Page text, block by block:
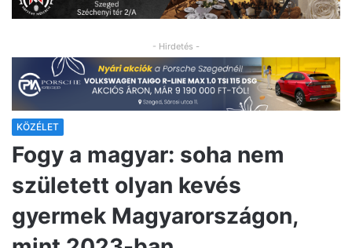
- Hirdetés -
KÖZÉLET
Fogy a magyar: soha nem
született olyan kevés
gyermek Magyarországon,